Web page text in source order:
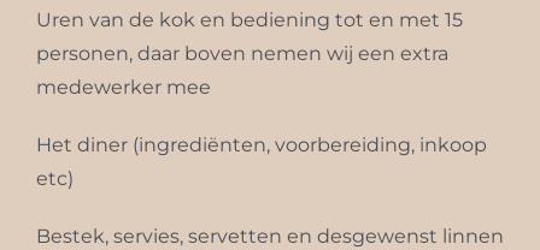
Uren van de kok en bediening tot en met 15
personen, daar boven nemen wij een extra
medewerker mee
Het diner (ingrediënten, voorbereiding, inkoop
etc)
Bestek, servies, servetten en desgewenst linnen